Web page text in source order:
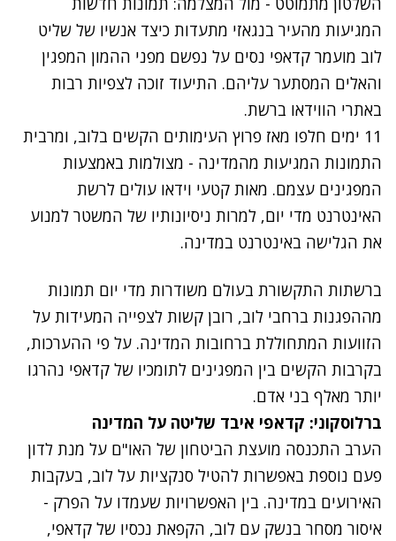
המגיעות מהעיר בנגאזי מתעדות כיצד אנשיו של שליט
לוב מועמר קדאפי נסים על נפשם מפני ההמון המפגין
והאלים המסתער עליהם. התיעוד זוכה לצפיות רבות
באתרי הווידאו ברשת.
11 ימים חלפו מאז פרוץ העימותים הקשים בלוב, ומרבית
התמונות המגיעות מהמדינה - מצולמות באמצעות
המפגינים עצמם. מאות קטעי וידאו עולים לרשת
האינטרנט מדי יום, למרות ניסיונותיו של המשטר למנוע
את הגלישה באינטרנט במדינה.
נסה שוב
ברשתות התקשורת בעולם משודרות מדי יום תמונות
מההפגנות ברחבי לוב, רובן קשות לצפייה המעידות על
הזוועות המתחוללת ברחובות המדינה. על פי ההערכות,
בקרבות הקשים בין המפגינים לתומכיו של קדאפי נהרגו
יותר מאלף בני אדם.
ברלוסקוני: קדאפי איבד שליטה על המדינה
הערב התכנסה מועצת הביטחון של האו"ם על מנת לדון
פעם נוספת באפשרות להטיל סנקציות על לוב, בעקבות
האירועים במדינה. בין האפשרויות שעמדו על הפרק -
איסור מסחר בנשק עם לוב, הקפאת נכסיו של קדאפי,